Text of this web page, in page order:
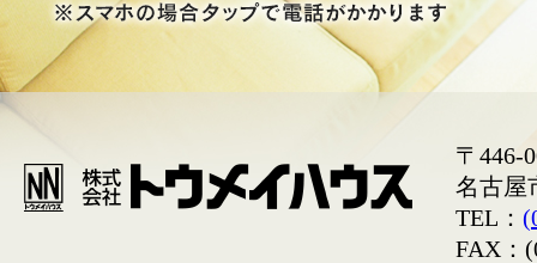
〒446-
名古屋
TEL：
FAX：